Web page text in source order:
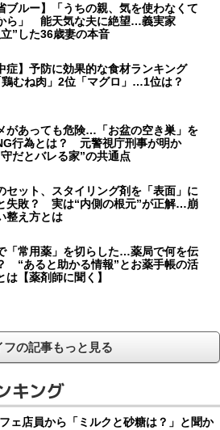
ブルー】「うちの親、気を使わなくて
ら」 能天気な夫に絶望…義実家
”した36歳妻の本音
症】予防に効果的な食材ランキング
むね肉」2位「マグロ」…1位は？
があっても危険…「お盆の空き巣」を
行為とは？ 元警視庁刑事が明か
だとバレる家”の共通点
セット、スタイリング剤を「表面」に
失敗？ 実は“内側の根元”が正解…崩
整え方とは
「常用薬」を切らした…薬局で何を伝
“あると助かる情報”とお薬手帳の活
は【薬剤師に聞く】
フの記事もっと見る
キング
フェ店員から「ミルクと砂糖は？」と聞か